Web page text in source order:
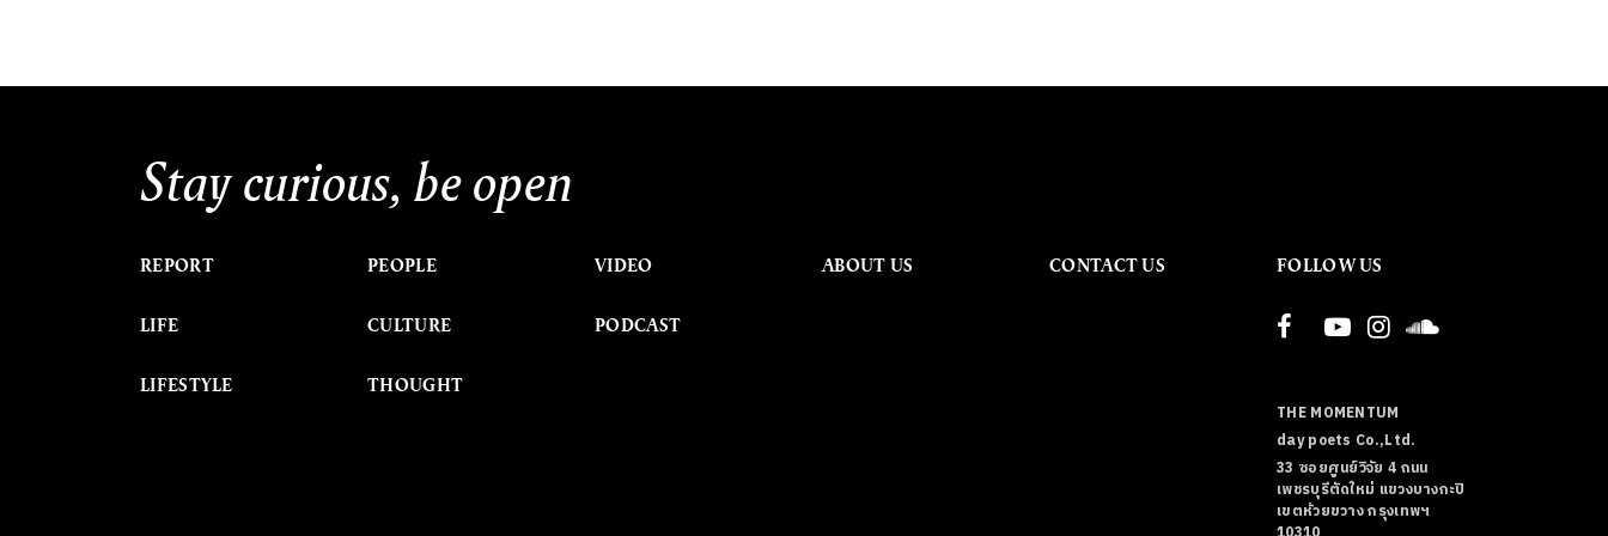
Stay curious, be open
REPORT
LIFE
LIFESTYLE
PEOPLE
CULTURE
THOUGHT
VIDEO
PODCAST
ABOUT US CONTACT US FOLLOW US
THE MOMENTUM
day poets Co.,Ltd.
33 ซอยศูนย์วิจัย 4 ถนน
เพชรบุรีตัดใหม่ แขวงบางกะปิ
เขตห้วยขวาง กรุงเทพฯ